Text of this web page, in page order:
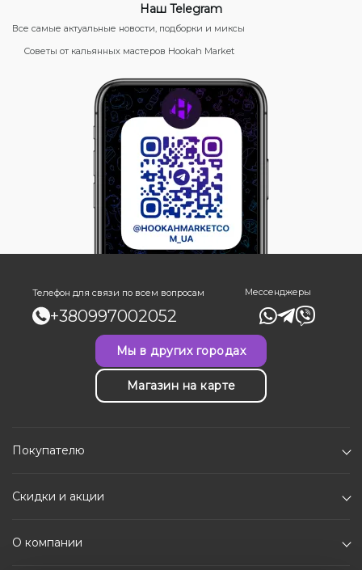
Наш Telegram
Все самые актуальные новости, подборки и миксы
Советы от кальянных мастеров Hookah Market
Телефон для связи по всем вопросам
+380997002052
Мессенджеры
Мы в других городах
Магазин на карте
Покупателю
Скидки и акции
О компании